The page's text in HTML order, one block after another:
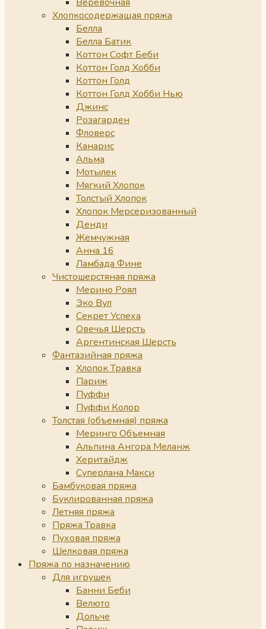
Хлопкосодержащая пряжа
Белла
Белла Батик
Коттон Софт Беби
Коттон Голд Хобби
Коттон Голд
Коттон Голд Хобби Нью
Джинс
Розагарден
Фловерс
Канарис
Альма
Мотылек
Мягкий Хлопок
Толстый Хлопок
Хлопок Мерсеризованный
Денди
Жемчужная
Анна 16
Ламбада Фине
Чистошерстяная пряжа
Мерино Роял
Эко Вул
Секрет Успеха
Овечья Шерсть
Аргентинская Шерсть
Фантазийная пряжа
Хлопок Травка
Париж
Пуффи
Пуффи Колор
Толстая (объемная) пряжа
Меринго Объемная
Альпина Ангора Меланж
Херитайдж
Суперлана Макси
Бамбуковая пряжа
Буклированная пряжа
Летняя пряжа
Пряжа Травка
Пуховая пряжа
Шелковая пряжа
Пряжа по назначению
Для игрушек
Банни Беби
Велюто
Дольче